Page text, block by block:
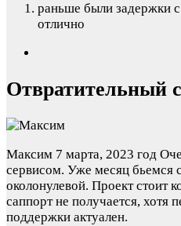
раньше были задержки
отлично
Отвратительный
Максим 7 марта, 2023 год
сервисом. Уже месяц бьемся
околонулевой. Проект стоит
саппорт не получается, хотя
поддержки актуален.